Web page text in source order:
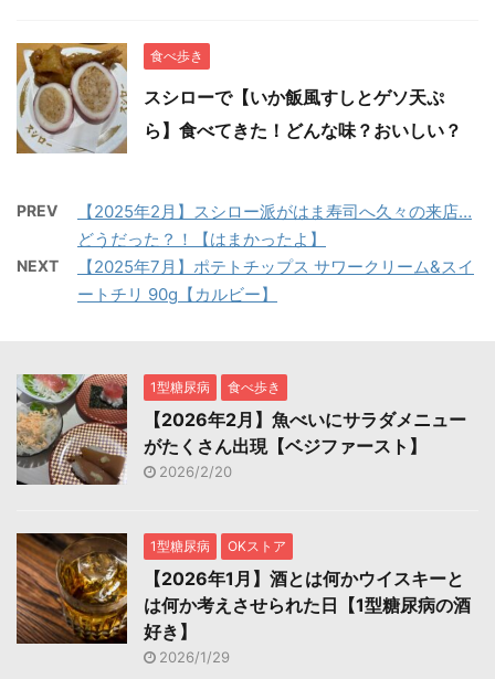
食べ歩き
スシローで【いか飯風すしとゲソ天ぷ
ら】食べてきた！どんな味？おいしい？
PREV
【2025年2月】スシロー派がはま寿司へ久々の来店…
どうだった？！【はまかったよ】
NEXT
【2025年7月】ポテトチップス サワークリーム&スイ
ートチリ 90g【カルビー】
1型糖尿病 食べ歩き
【2026年2月】魚べいにサラダメニュー
がたくさん出現【ベジファースト】
2026/2/20
1型糖尿病 OKストア
【2026年1月】酒とは何かウイスキーと
は何か考えさせられた日【1型糖尿病の酒
好き】
2026/1/29